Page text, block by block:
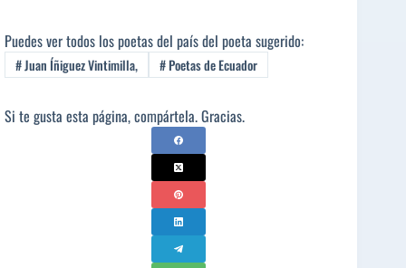
Puedes ver todos los poetas del país del poeta sugerido:
#Juan Íñiguez Vintimilla, #Poetas de Ecuador
Si te gusta esta página, compártela. Gracias.